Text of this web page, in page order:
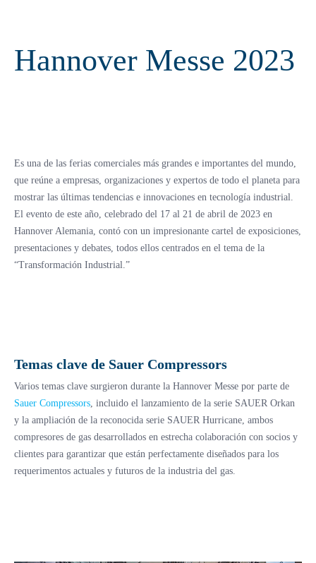
Hannover Messe 2023
Es una de las ferias comerciales más grandes e importantes del mundo,
que reúne a empresas, organizaciones y expertos de todo el planeta para
mostrar las últimas tendencias e innovaciones en tecnología industrial.
El evento de este año, celebrado del 17 al 21 de abril de 2023 en
Hannover Alemania, contó con un impresionante cartel de exposiciones,
presentaciones y debates, todos ellos centrados en el tema de la
“Transformación Industrial.”
Temas clave de Sauer Compressors
Varios temas clave surgieron durante la Hannover Messe por parte de
Sauer Compressors , incluido el lanzamiento de la serie SAUER Orkan
y la ampliación de la reconocida serie SAUER Hurricane, ambos
compresores de gas desarrollados en estrecha colaboración con socios y
clientes para garantizar que están perfectamente diseñados para los
requerimentos actuales y futuros de la industria del gas.